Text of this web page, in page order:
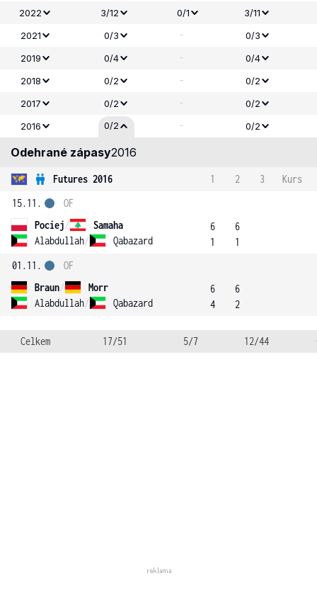
2022
3/12 0/1
3/11
2021
0/3 -
0/3
2019
0/4 -
0/4
2018
0/2 -
0/2
2017
0/2 -
0/2
2016
0/2 - 0/2
Odehrané zápasy2016
Futures 2016 1 2 3
Kurs
15.11.
Pociej/
Samaha
Alabdullah/ Qabazard
OF
6
1
6
1
01.11.
Braun/
Morr
Alabdullah/ Qabazard
OF
6
4
6
2
Celkem 17/51 5/7 12/44